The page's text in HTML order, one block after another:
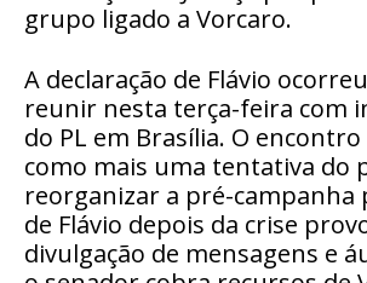
grupo ligado a Vorcaro.
A declaração de Flávio
reunir nesta terça-feira com
do PL em Brasília. O
como mais uma tentativa do
reorganizar a pré-campanha
de Flávio depois da crise
divulgação de mensagens e